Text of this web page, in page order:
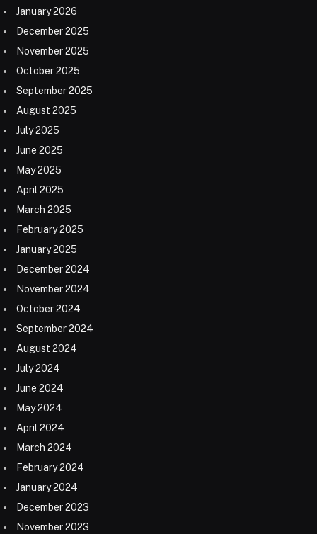
January 2026
December 2025
November 2025
October 2025
September 2025
August 2025
July 2025
June 2025
May 2025
April 2025
March 2025
February 2025
January 2025
December 2024
November 2024
October 2024
September 2024
August 2024
July 2024
June 2024
May 2024
April 2024
March 2024
February 2024
January 2024
December 2023
November 2023